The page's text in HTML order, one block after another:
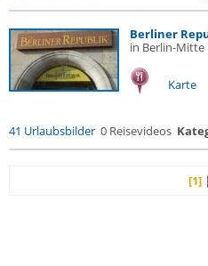
Berliner
in Berlin-Mitte
Karte
41 Urlaubsbilder 0 Reisevideos
[1]|